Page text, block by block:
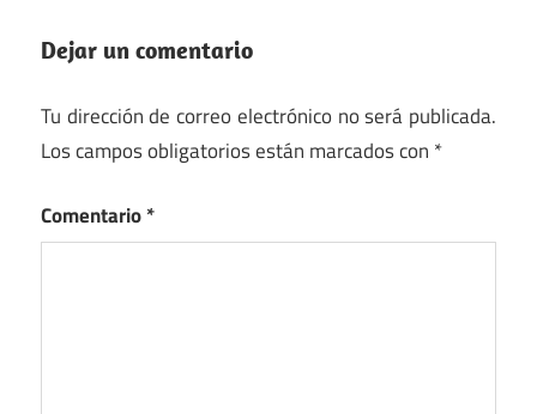
Dejar un comentario
Tu dirección de correo electrónico no será publicada.
Los campos obligatorios están marcados con *
Comentario*